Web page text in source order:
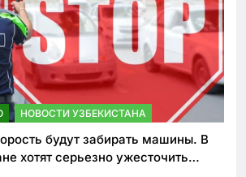
НОВОСТИ УЗБЕКИСТАНА
будут забирать машины. В
хотят серьезно ужесточить